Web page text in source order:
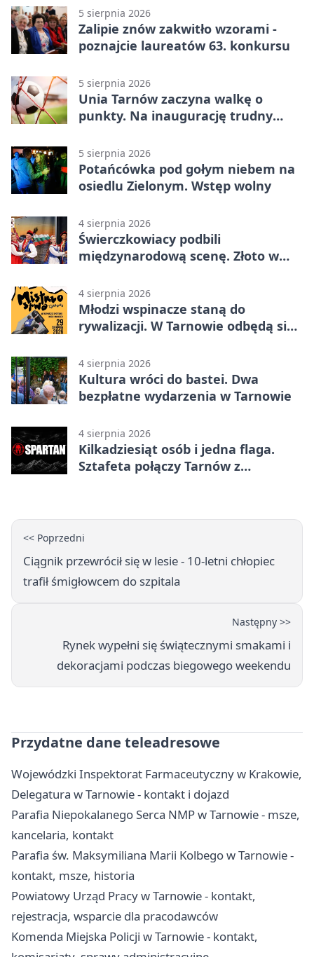
5 sierpnia 2026
Zalipie znów zakwitło wzorami -
poznajcie laureatów 63. konkursu
5 sierpnia 2026
Unia Tarnów zaczyna walkę o
punkty. Na inaugurację trudny
5 sierpnia 2026
Potańcówka pod gołym niebem na
osiedlu Zielonym. Wstęp wolny
4 sierpnia 2026
Świerczkowiacy podbili
międzynarodową scenę. Złoto w
4 sierpnia 2026
Młodzi wspinacze staną do
rywalizacji. W Tarnowie odbędą się
4 sierpnia 2026
Kultura wróci do bastei. Dwa
bezpłatne wydarzenia w Tarnowie
4 sierpnia 2026
Kilkadziesiąt osób i jedna flaga.
Sztafeta połączy Tarnów z
<< Poprzedni
Ciągnik przewrócił się w lesie - 10-letni chłopiec
trafił śmigłowcem do szpitala
Następny >>
Rynek wypełni się świątecznymi smakami i
dekoracjami podczas biegowego weekendu
Przydatne dane teleadresowe
Wojewódzki Inspektorat Farmaceutyczny w Krakowie,
Delegatura w Tarnowie - kontakt i dojazd
Parafia Niepokalanego Serca NMP w Tarnowie - msze,
kancelaria, kontakt
Parafia św. Maksymiliana Marii Kolbego w Tarnowie -
kontakt, msze, historia
Powiatowy Urząd Pracy w Tarnowie - kontakt,
rejestracja, wsparcie dla pracodawców
Komenda Miejska Policji w Tarnowie - kontakt,